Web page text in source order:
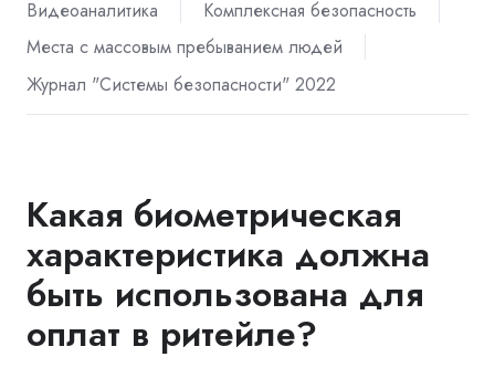
Видеоаналитика
Комплексная безопасность
Места с массовым пребыванием людей
Журнал "Системы безопасности" 2022
Какая биометрическая
характеристика должна
быть использована для
оплат в ритейле?